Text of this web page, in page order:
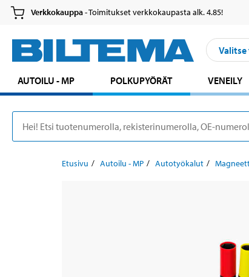
Verkkokauppa- Toimitukset verkkokaupasta alk. 4.85!
AUTOILU - MP POLKUPYÖRÄT VENEILY
Etusivu Autoilu - MP Autotyökalut